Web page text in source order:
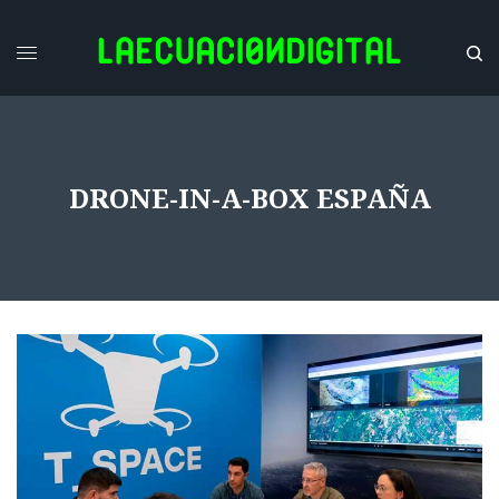
DRONE-IN-A-BOX ESPAÑA